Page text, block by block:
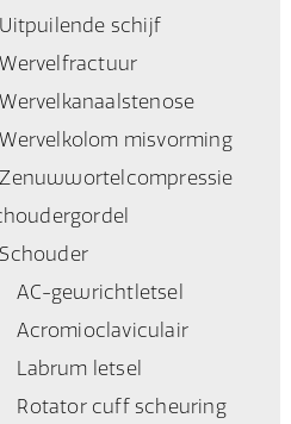
Uitpuilende schijf
Wervelfractuur
Wervelkanaalstenose
Wervelkolom misvorming
Zenuwwortelcompressie
Schouder
AC-gewrichtletsel
Acromioclaviculair
Labrum letsel
Rotator cuff scheuring